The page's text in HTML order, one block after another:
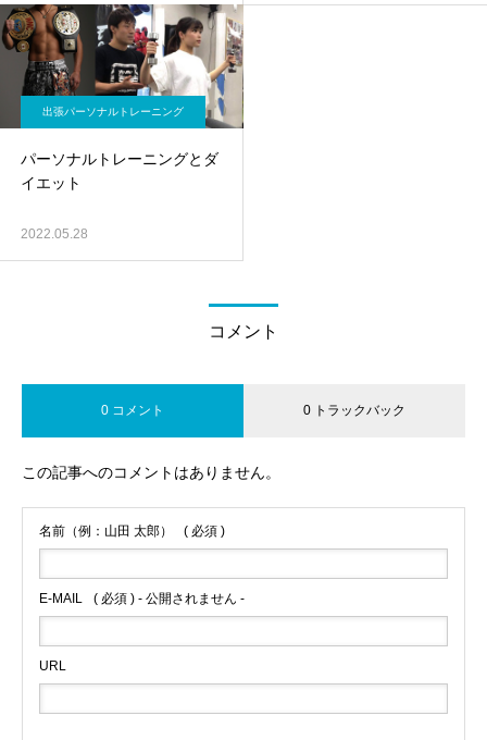
出張パーソナルトレーニング
パーソナルトレーニングとダ
イエット
2022.05.28
コメント
0 コメント 0 トラックバック
この記事へのコメントはありません。
名前（例：山田 太郎） ( 必須 )
E-MAIL ( 必須 ) - 公開されません -
URL